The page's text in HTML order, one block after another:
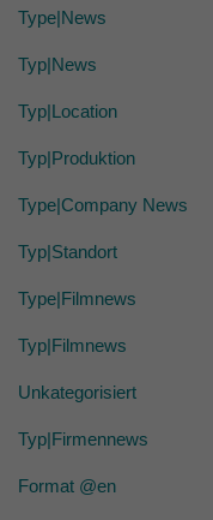
Type|News
Typ|News
Typ|Location
Typ|Produktion
Type|Company News
Typ|Standort
Type|Filmnews
Typ|Filmnews
Unkategorisiert
Typ|Firmennews
Format @en